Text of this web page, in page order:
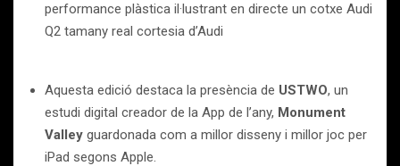
performance plàstica il·lustrant en directe un cotxe Audi
Q2 tamany real cortesia d’Audi
Aquesta edició destaca la presència de USTWO, un
estudi digital creador de la App de l’any, Monument
Valley guardonada com a millor disseny i millor joc per
iPad segons Apple.